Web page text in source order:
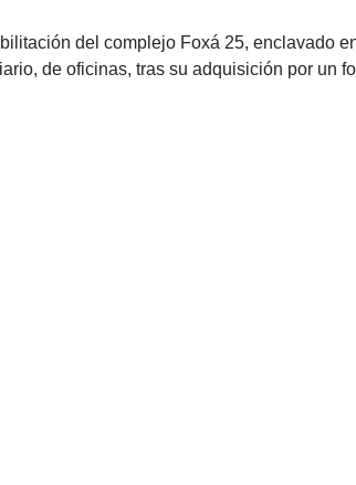
del complejo Foxá 25, enclavado
de oficinas, tras su adquisición por un